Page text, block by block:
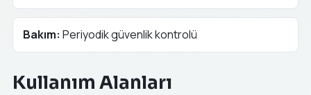
Bakım: Periyodik güvenlik kontrolü
Kullanım Alanları